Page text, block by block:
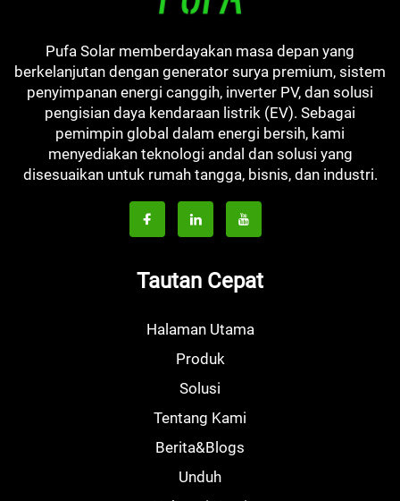
Pufa Solar memberdayakan masa depan yang
berkelanjutan dengan generator surya premium, sistem
penyimpanan energi canggih, inverter PV, dan solusi
pengisian daya kendaraan listrik (EV). Sebagai
pemimpin global dalam energi bersih, kami
menyediakan teknologi andal dan solusi yang
disesuaikan untuk rumah tangga, bisnis, dan industri.
Tautan Cepat
Halaman Utama
Produk
Solusi
Tentang Kami
Berita&Blogs
Unduh